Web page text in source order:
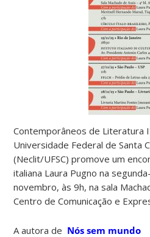
Contemporâneos de Literatura
Universidade Federal de Santa
(Neclit/UFSC) promove um
italiana Laura Pugno na
novembro, às 9h, na sala
Centro de Comunicação e
A autora de Nós sem mundo